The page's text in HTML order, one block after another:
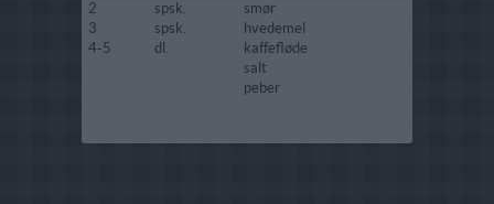
2 spsk.
smør
3
spsk.
hvedemel
4-5
dl.
kaffefløde
salt
peber